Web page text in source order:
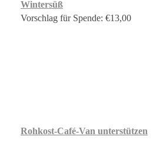
Wintersüß
Vorschlag für Spende: €13,00
Rohkost-Café-Van unterstützen